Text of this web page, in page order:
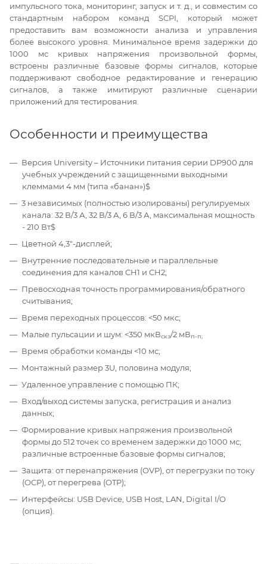
импульсного тока, мониторинг, запуск и т. д., и совместим со
стандартным набором команд SCPI, который может
предоставить вам возможности анализа и управления
более высокого уровня. Минимальное время задержки до
1000 мс кривых напряжения произвольной формы,
встроены различные базовые формы сигналов, которые
поддерживают свободное редактирование и генерацию
сигналов, а также имитируют различные сценарии
приложений для тестирования.
Особенности и преимущества
Версия University – Источники питания серии DP900 для
учебных учреждений с защищенными выходными
клеммами 4 мм (типа «банан»)$
3 независимых (полностью изолированы) регулируемых
канала: 32 В/3 А, 32 В/3 А, 6 В/3 А, максимальная мощность
- 210 Вт$
Цветной 4,3"-дисплей;
Внутренние последовательные и параллельные
соединения для каналов CH1 и CH2;
Превосходная точность программирования/обратного
считывания;
Время переходных процессов: <50 мкс;
Малые пульсации и шум: <350 мкВскз/2 мВп-п;
Время обработки команды <10 мс;
Монтажный размер 3U, половина модуля;
Удаленное управление с помощью ПК;
Вход/выход системы запуска, регистрация и анализ
данных;
Формирование кривых напряжения произвольной
формы до 512 точек со временем задержки до 1000 мс;
различные встроенные базовые формы сигналов;
Защита: от перенапряжения (OVP), от перегрузки по току
(OCP), от перегрева (OTP);
Интерфейсы: USB Device, USB Host, LAN, Digital I/O
(опция).